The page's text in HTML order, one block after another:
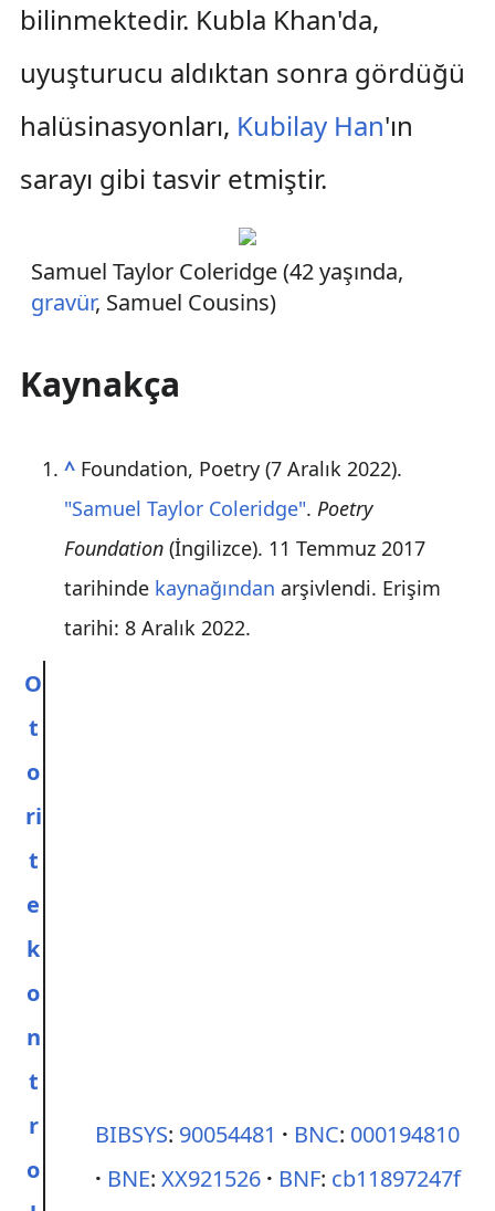
bilinmektedir. Kubla Khan'da,
uyuşturucu aldıktan sonra gördüğü
halüsinasyonları, Kubilay Han'ın
sarayı gibi tasvir etmiştir.
Samuel Taylor Coleridge (42 yaşında,
gravür, Samuel Cousins)
Kaynakça
^ Foundation, Poetry (7 Aralık 2022).
"Samuel Taylor Coleridge". Poetry
Foundation(İngilizce). 11 Temmuz 2017
tarihinde kaynağından arşivlendi. Erişim
tarihi: 8 Aralık 2022.
O
t
o
ri
t
e
k
o
n
t
r
o
BIBSYS: 90054481 BNC: 000194810
BNE: XX921526 BNF: cb11897247f